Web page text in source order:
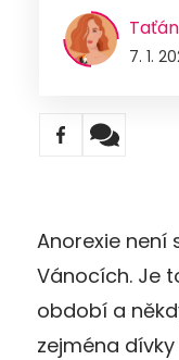
7. 1.
Anorexie není
Vánocích. Je
období a
zejména